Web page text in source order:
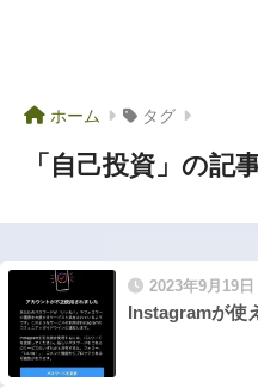
ホーム タグ
「自己投資」の記
2023年9月19日
Instagramが使